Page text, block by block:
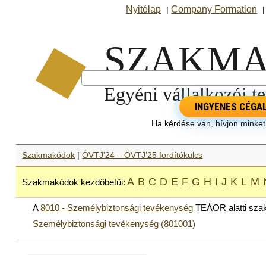
Nyitólap |Company Formation
INGYENES
Ha kérdése van, hívjon
Szakmakódok |ÖVTJ’24 – ÖVTJ’25 fordítókulcs
Szakmakódok kezdőbetűi: A B C D E F G H I J K L M
A8010 - Személybiztonsági tevékenység TEÁOR alatti
Személybiztonsági tevékenység (801001)